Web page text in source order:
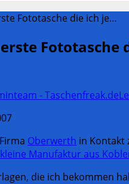
Fototasche die ich je…
Fototasche
- Taschenfreak.de
Oberwerth in Kontakt
Manufaktur aus
die ich bekommen